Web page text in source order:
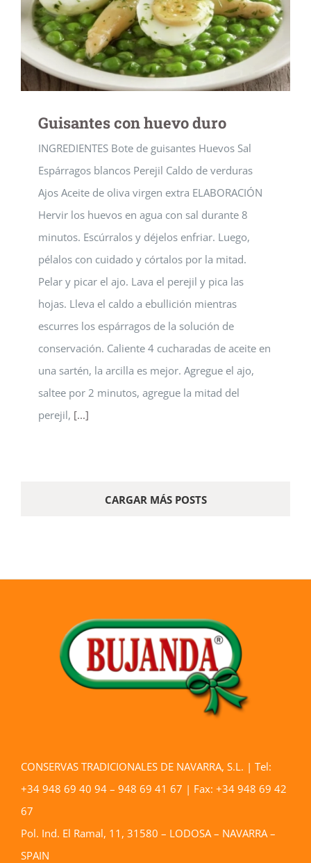
Guisantes con huevo duro
INGREDIENTES Bote de guisantes Huevos Sal
Espárragos blancos Perejil Caldo de verduras
Ajos Aceite de oliva virgen extra ELABORACIÓN
Hervir los huevos en agua con sal durante 8
minutos. Escúrralos y déjelos enfriar. Luego,
pélalos con cuidado y córtalos por la mitad.
Pelar y picar el ajo. Lava el perejil y pica las
hojas. Lleva el caldo a ebullición mientras
escurres los espárragos de la solución de
conservación. Caliente 4 cucharadas de aceite en
una sartén, la arcilla es mejor. Agregue el ajo,
saltee por 2 minutos, agregue la mitad del
perejil, [...]
CARGAR MÁS POSTS
CONSERVAS TRADICIONALES DE NAVARRA, S.L. | Tel:
+34 948 69 40 94 – 948 69 41 67 | Fax: +34 948 69 42
67
Pol. Ind. El Ramal, 11, 31580 – LODOSA – NAVARRA –
SPAIN